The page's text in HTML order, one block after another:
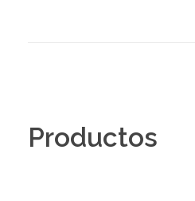
Productos